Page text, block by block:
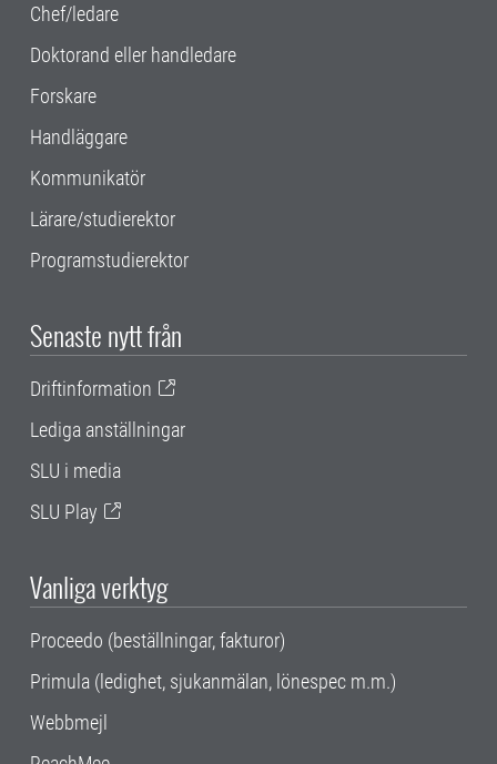
Chef/ledare
Doktorand eller handledare
Forskare
Handläggare
Kommunikatör
Lärare/studierektor
Programstudierektor
Senaste nytt från
Driftinformation
Lediga anställningar
SLU i media
SLU Play
Vanliga verktyg
Proceedo (beställningar, fakturor)
Primula (ledighet, sjukanmälan, lönespec m.m.)
Webbmejl